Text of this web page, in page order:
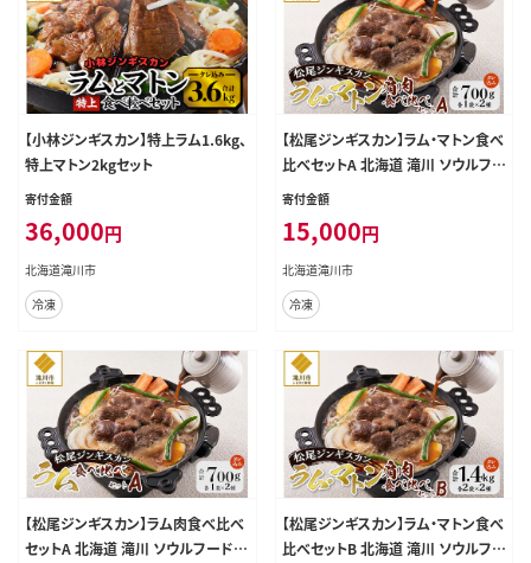
【小林ジンギスカン】特上ラム1.6kg、
特上マトン2kgセット
寄付金額
36,000円
北海道滝川市
冷凍
【松尾ジンギスカン】ラム・マトン食べ
比べセットA 北海道 滝川 ソウルフー
ド 成吉思汗 BBQ 肉 焼き肉 焼肉 バ
肉 ジンギスカン タレ 味付 個包装 冷
凍 おすすめ
寄付金額
15,000円
北海道滝川市
冷凍
【松尾ジンギスカン】ラム肉食べ比べ
セットA 北海道 滝川 ソウルフード
【松尾ジンギスカン】ラム・マトン食べ
比べセットB 北海道 滝川 ソウルフー